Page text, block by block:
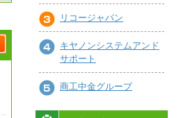
リコージャパン
キヤノンシステムアンド
サポート
商工中金グループ